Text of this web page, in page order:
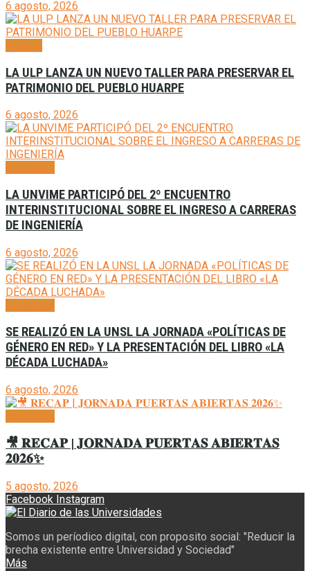
6 agosto, 2026
LA ULP LANZA UN NUEVO TALLER PARA PRESERVAR EL
PATRIMONIO DEL PUEBLO HUARPE
6 agosto, 2026
LA UNVIME PARTICIPÓ DEL 2º ENCUENTRO
INTERINSTITUCIONAL SOBRE EL INGRESO A CARRERAS
DE INGENIERÍA
6 agosto, 2026
SE REALIZÓ EN LA UNSL LA JORNADA «POLÍTICAS DE
GÉNERO EN RED» Y LA PRESENTACIÓN DEL LIBRO «LA
DÉCADA LUCHADA»
6 agosto, 2026
🎥 𝐑𝐄𝐂𝐀𝐏 | 𝐉𝐎𝐑𝐍𝐀𝐃𝐀 𝐏𝐔𝐄𝐑𝐓𝐀𝐒 𝐀𝐁𝐈𝐄𝐑𝐓𝐀𝐒
𝟐𝟎𝟐𝟔✨
5 agosto, 2026
Facebook Instagram
Somos un períodico digital, con proposito social: "Reducir la
brecha existente entre Universidad y Sociedad"
Más